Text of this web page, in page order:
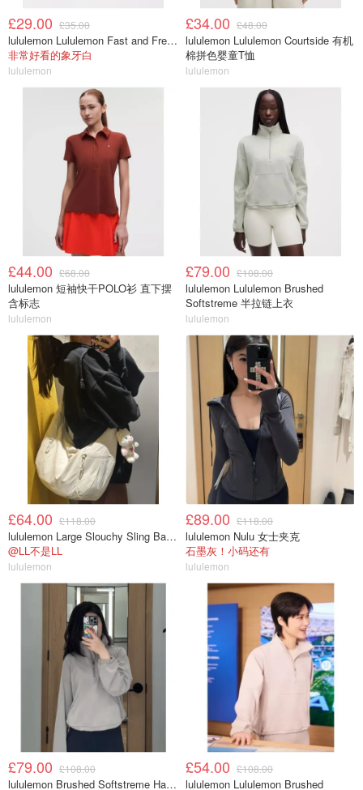
£29.00 £35.00
lululemon Lululemon Fast and Free 跑步腰包
非常好看的象牙白
lululemon
£34.00 £48.00
lululemon Lululemon Courtside 有机
棉拼色婴童T恤
lululemon
£44.00 £68.00
lululemon 短袖快干POLO衫 直下摆
含标志
lululemon
£79.00 £108.00
lululemon Lululemon Brushed
Softstreme 半拉链上衣
lululemon
£64.00 £118.00
lululemon Large Slouchy Sling Bag 13L
@LL不是LL
lululemon
£89.00 £118.00
lululemon Nulu 女士夹克
石墨灰！小码还有
lululemon
£79.00 £108.00
lululemon Brushed Softstreme Half Zip 半拉链上衣
£54.00 £108.00
lululemon Lululemon Brushed